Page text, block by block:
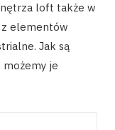
loft także w
z elementów
Jak są
możemy je